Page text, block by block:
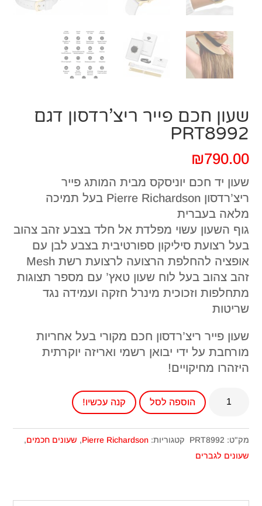
שעון חכם פייר ריצ’רדסון דגם
PRT8992
₪790.00
שעון יד חכם יוניסקס מבית המותג פייר
ריצ’רדסון Pierre Richardson בעל תמיכה
מלאה בעברית
גוף השעון עשוי מפלדת אל חלד בצבע זהב צהוב
בעל רצועת סיליקון ספורטיבית בצבע לבן עם
אופציה להחלפת הרצועה לרצועת רשת Mesh
זהב צהוב בעל לוח שעון טאץ’ עם מספר תצוגות
מתחלפות וזכוכית מינרל חזקה ועמידה נגד
שריטות
שעון פייר ריצ’רדסון חכם מקורי בעל אחריות
מורחבת על ידי יבואן רשמי ואריזה יוקרתית
היזהרו מחיקויים!
חכם
פייר
PRT8992
הוספה לסל קנה עכשיו!
מק"ט: PRT8992 קטגוריות:Pierre Richardson
, שעונים חכמים,
שעונים לגברים